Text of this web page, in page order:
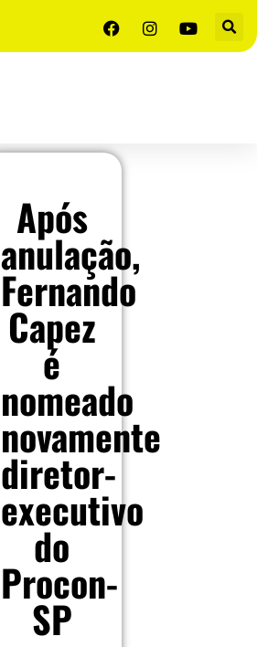
Após
anulação,
Fernando
Capez
é
nomeado
novamente
diretor-
executivo
do
Procon-
SP